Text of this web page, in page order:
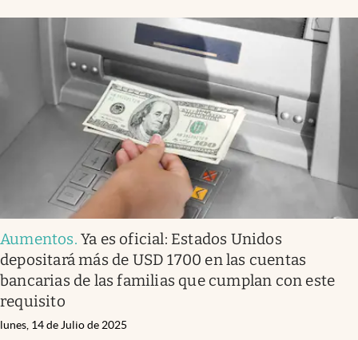
Streaming
Aumentos.Ya es oficial: Estados Unidos
depositará más de USD 1700 en las cuentas
bancarias de las familias que cumplan con este
requisito
lunes, 14 de Julio de 2025